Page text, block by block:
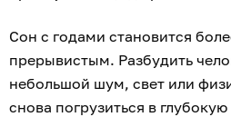
Сон с годами становится
прерывистым. Разбудить
небольшой шум, свет или
снова погрузиться в